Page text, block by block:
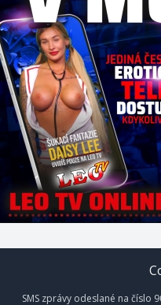
SMS zprávy odeslané na číslo